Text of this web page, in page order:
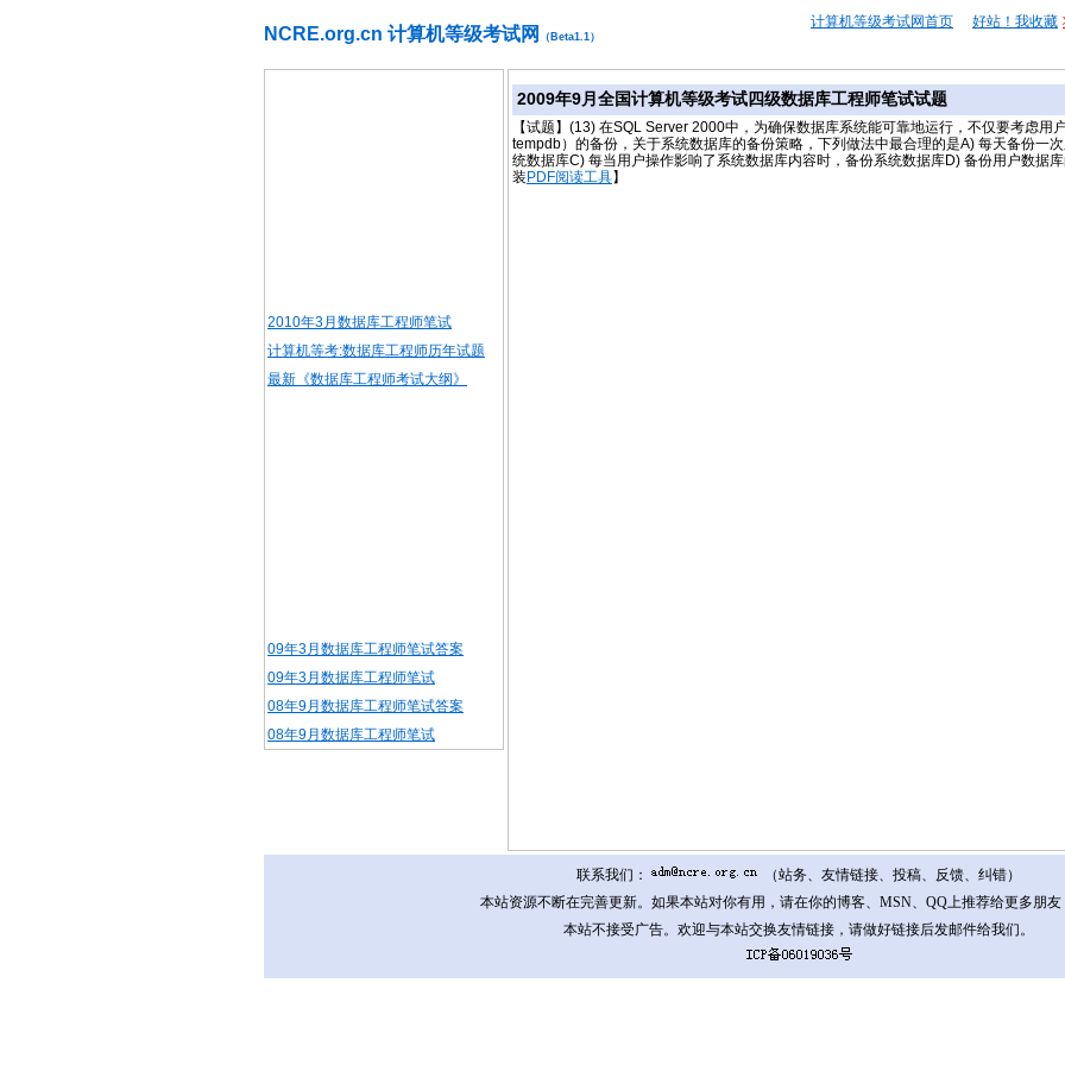
NCRE.org.cn 计算机等级考试网 （Beta1.1）
计算机等级考试网首页 好站！我收藏
2010年3月数据库工程师笔试
计算机等考:数据库工程师历年试题
最新《数据库工程师考试大纲》
09年3月数据库工程师笔试答案
09年3月数据库工程师笔试
08年9月数据库工程师笔试答案
08年9月数据库工程师笔试
2009年9月全国计算机等级考试四级数据库工程师笔试试题
【试题】(13) 在SQL Server 2000中，为确保数据库系统能可靠地运行，不仅要考虑
tempdb）的备份，关于系统数据库的备份策略，下列做法中最合理的是A) 每天备份一
统数据库C) 每当用户操作影响了系统数据库内容时，备份系统数据库D) 备份用户数据
装 PDF阅读工具】
联系我们：
（站务、友情链接、投稿、反馈、纠错）
本站资源不断在完善更新。如果本站对你有用，请在你的博客、MSN、QQ上推荐给更多朋友
本站不接受广告。欢迎与本站交换友情链接，请做好链接后发邮件给我们。